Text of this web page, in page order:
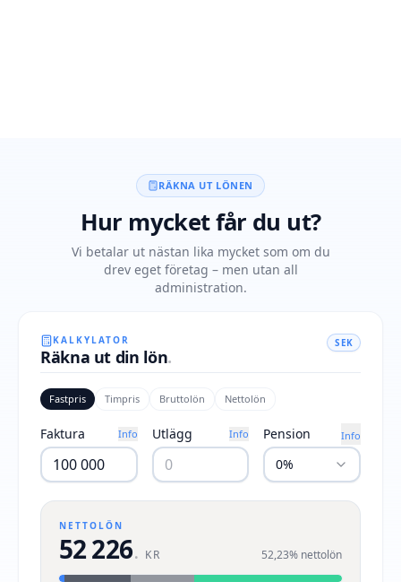
RÄKNA UT LÖNEN
Hur mycket får du ut?
Vi betalar ut nästan lika mycket som om du
drev eget företag – men utan all
administration.
KALKYLATOR
Räkna ut din lön.
SEK
Fastpris Timpris Bruttolön Nettolön
Faktura Info Utlägg Info Pension Info
0%
NETTOLÖN
52 226. KR 52,23% nettolön